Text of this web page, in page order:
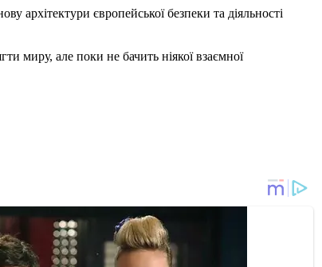
архітектури європейської безпеки та діяльності
миру, але поки не бачить ніякої взаємної